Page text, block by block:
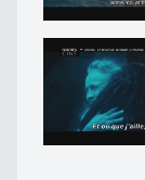
Les sorties